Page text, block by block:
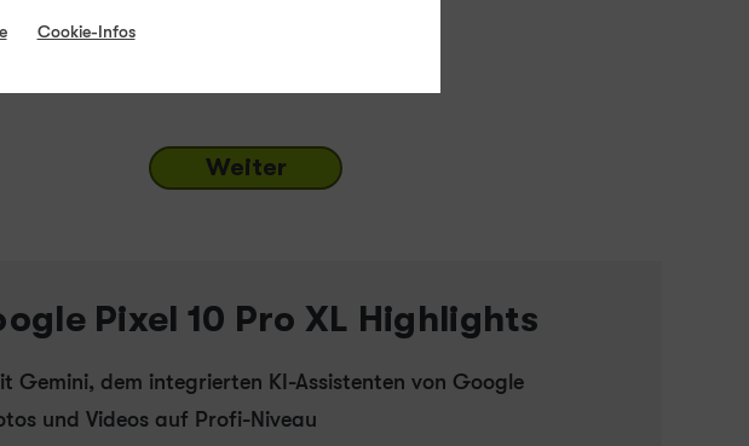
Weiter
Pixel 10 Pro XL Highlights
Gemini, dem integrierten KI-Assistenten von Google
und Videos auf Profi-Niveau
Cookie-Infos